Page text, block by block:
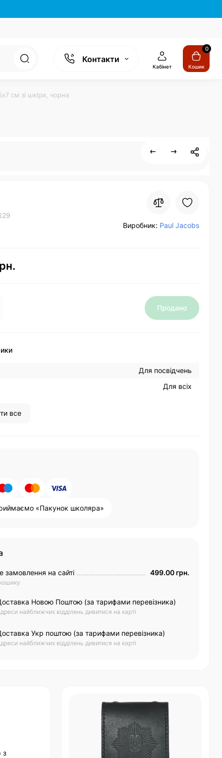
Контакти
Кабінет
0
Кошик
см зі шкіри, чорна
Виробник: Paul Jacobs
Продано
Для посвідчень
Для всіх
все
«Пакунок школяра»
замовлення на сайті 499.00 грн.
Новою Поштою (за тарифами перевізника)
найближчих відділень дивитися на карті
Укр поштою (за тарифами перевізника)
найближчих відділень дивитися на карті
з